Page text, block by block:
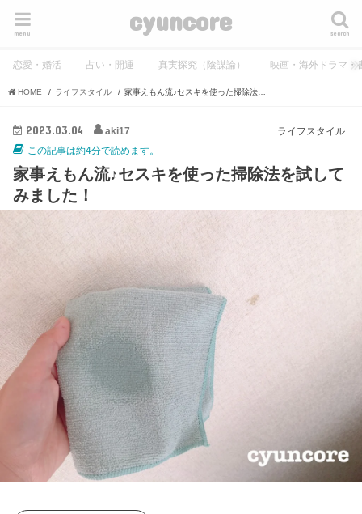
cyuncore search
menu
恋愛・婚活 占い・開運 真実探究（陰謀論） 映画・海外ドラマ・
HOME ライフスタイル
ライフスタイル
2023.03.04
aki17
この記事は約4分で読めます。
家事えもん流♪セスキを使った掃除法を試して
みました！